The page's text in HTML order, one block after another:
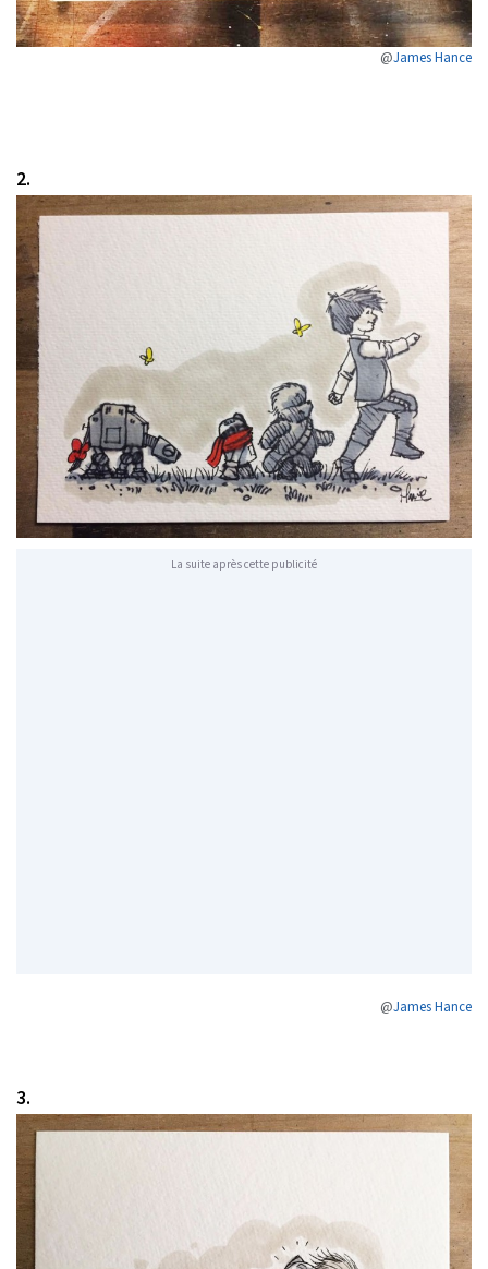
@James Hance
2.
La suite après cette publicité
@James Hance
3.